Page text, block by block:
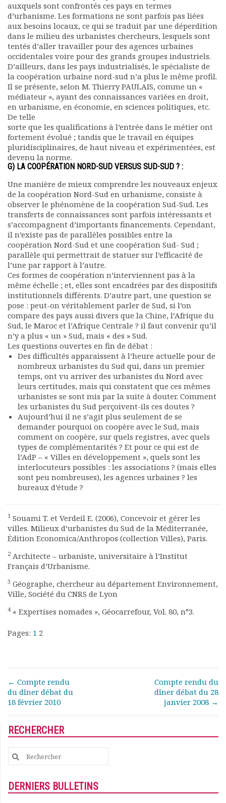
auxquels sont confrontés ces pays en termes
d’urbanisme. Les formations ne sont parfois pas liées
aux besoins locaux, ce qui se traduit par une déperdition
dans le milieu des urbanistes chercheurs, lesquels sont
tentés d’aller travailler pour des agences urbaines
occidentales voire pour des grands groupes industriels.
D’ailleurs, dans les pays industrialisés, le spécialiste de
la coopération urbaine nord-sud n’a plus le même profil.
Il se présente, selon M. Thierry PAULAIS, comme un «
médiateur », ayant des connaissances variées en droit,
en urbanisme, en économie, en sciences politiques, etc.
De telle
sorte que les qualifications à l’entrée dans le métier ont
fortement évolué ; tandis que le travail en équipes
pluridisciplinaires, de haut niveau et expérimentées, est
devenu la norme.
G) LA COOPÉRATION NORD-SUD VERSUS SUD-SUD ? :
Une manière de mieux comprendre les nouveaux enjeux
de la coopération Nord-Sud en urbanisme, consiste à
observer le phénomène de la coopération Sud-Sud. Les
transferts de connaissances sont parfois intéressants et
s’accompagnent d’importants financements. Cependant,
il n’existe pas de parallèles possibles entre la
coopération Nord-Sud et une coopération Sud- Sud ;
parallèle qui permettrait de statuer sur l’efficacité de
l’une par rapport à l’autre.
Ces formes de coopération n’interviennent pas à la
même échelle ; et, elles sont encadrées par des dispositifs
institutionnels différents. D’autre part, une question se
pose : peut-on véritablement parler de Sud, si l’on
compare des pays aussi divers que la Chine, l’Afrique du
Sud, le Maroc et l’Afrique Centrale ? il faut convenir qu’il
n’y a plus « un » Sud, mais « des » Sud.
Les questions ouvertes en fin de débat :
Des difficultés apparaissent à l’heure actuelle pour de
nombreux urbanistes du Sud qui, dans un premier
temps, ont vu arriver des urbanistes du Nord avec
leurs certitudes, mais qui constatent que ces mêmes
urbanistes se sont mis par la suite à douter. Comment
les urbanistes du Sud perçoivent-ils ces doutes ?
Aujourd’hui il ne s’agit plus seulement de se
demander pourquoi on coopère avec le Sud, mais
comment on coopère, sur quels registres, avec quels
types de complémentarités ? Et pour ce qui est de
l’AdP – « Villes en développement », quels sont les
interlocuteurs possibles : les associations ? (mais elles
sont peu nombreuses), les agences urbaines ? les
bureaux d’étude ?
1 Souami T. et Verdeil E. (2006), Concevoir et gérer les
villes. Milieux d’urbanistes du Sud de la Méditerranée,
Édition Economica/Anthropos (collection Villes), Paris.
2 Architecte – urbaniste, universitaire à l’Institut
Français d’Urbanisme.
3 Géographe, chercheur au département Environnement,
Ville, Société du CNRS de Lyon
4« Expertises nomades », Géocarrefour, Vol. 80, n°3.
Pages: 1 2
Post navigation
← Compte rendu
du dîner débat du
18 février 2010
Compte rendu du
dîner débat du 28
janvier 2008 →
RECHERCHER
Search
for:
DERNIERS BULLETINS